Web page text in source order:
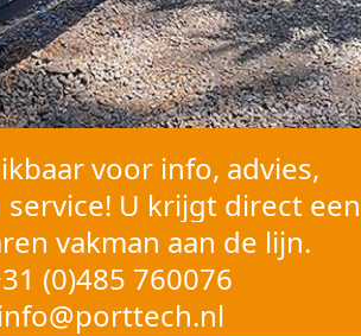
voor info, advies,
U krijgt direct een
vakman aan de lijn.
(0)485 760076
info@porttech.nl